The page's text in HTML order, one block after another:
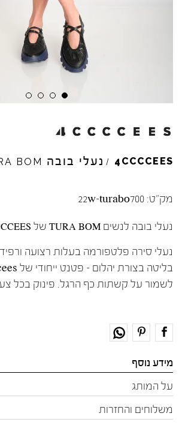
4CCCCEES
/ נעלי בובה BOM
מק"ט: 22w-turabo700
נעלי בובה לנשים TURA BOM של 4CCCCEES.
נעלי סירה פלטפורמה בעלות רצועה
לשמור על קשתות כף הרגל. פינוק בכל
מידע נוסף
על המותג
משלוחים והחזרות